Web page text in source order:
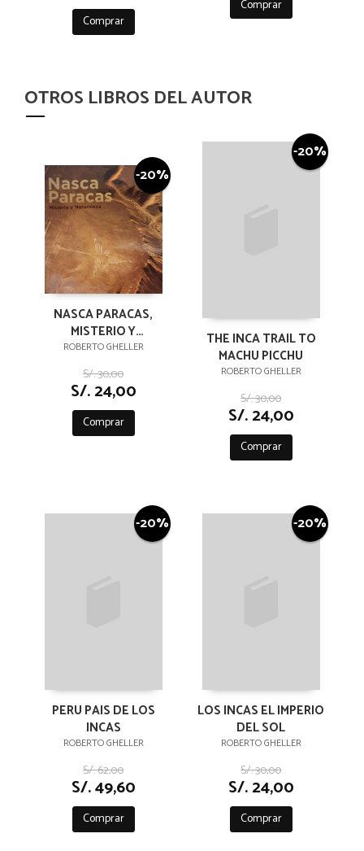
Comprar
Comprar
OTROS LIBROS DEL AUTOR
-20%
NASCA PARACAS,
MISTERIO Y
NATURALEZA
ROBERTO GHELLER
S/. 30,00
S/. 24,00
Comprar
-20%
THE INCA TRAIL TO
MACHU PICCHU
ROBERTO GHELLER
S/. 30,00
S/. 24,00
Comprar
-20%
PERU PAIS DE LOS
INCAS
ROBERTO GHELLER
S/. 62,00
S/. 49,60
Comprar
-20%
LOS INCAS EL IMPERIO
DEL SOL
ROBERTO GHELLER
S/. 30,00
S/. 24,00
Comprar